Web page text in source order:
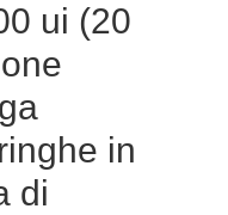
ui (20
in
di